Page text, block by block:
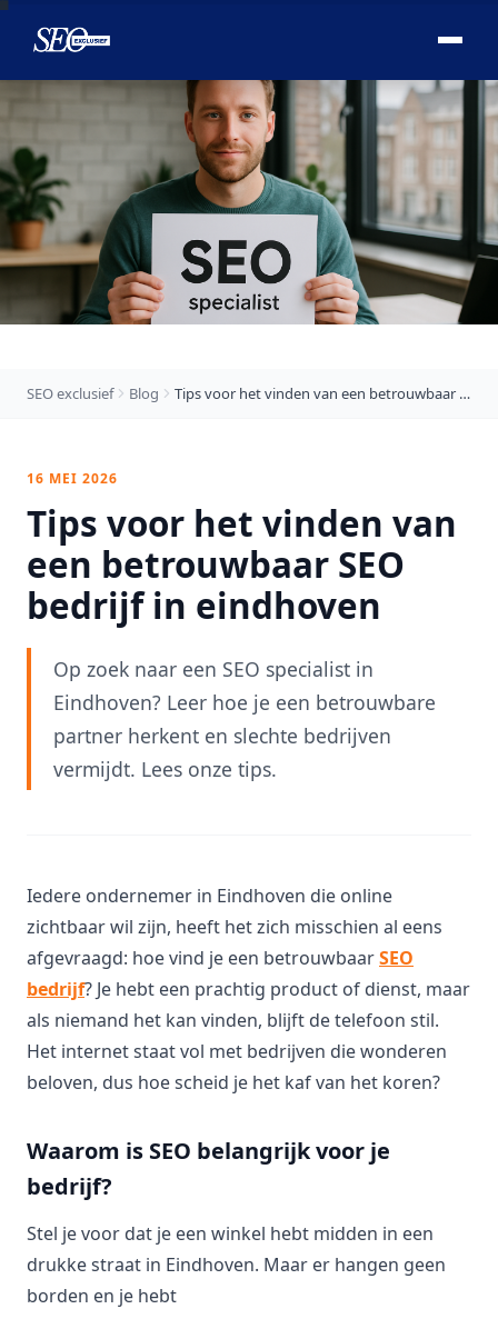
SEO exclusief Blog Tips voor het vinden van een betrouwbaar SEO bedrijf in eindhoven
16 MEI 2026
Tips voor het vinden van
een betrouwbaar SEO
bedrijf in eindhoven
Op zoek naar een SEO specialist in
Eindhoven? Leer hoe je een betrouwbare
partner herkent en slechte bedrijven
vermijdt. Lees onze tips.
Iedere ondernemer in Eindhoven die online
zichtbaar wil zijn, heeft het zich misschien al eens
afgevraagd: hoe vind je een betrouwbaarSEO
bedrijf? Je hebt een prachtig product of dienst, maar
als niemand het kan vinden, blijft de telefoon stil.
Het internet staat vol met bedrijven die wonderen
beloven, dus hoe scheid je het kaf van het koren?
Waarom is SEO belangrijk voor je
bedrijf?
Stel je voor dat je een winkel hebt midden in een
drukke straat in Eindhoven. Maar er hangen geen
borden en je hebt